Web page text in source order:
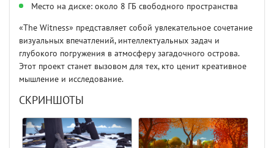
Место на диске: около 8 ГБ свободного пространства
«The Witness» представляет собой увлекательное сочетание
визуальных впечатлений, интеллектуальных задач и
глубокого погружения в атмосферу загадочного острова.
Этот проект станет вызовом для тех, кто ценит креативное
мышление и исследование.
СКРИНШОТЫ